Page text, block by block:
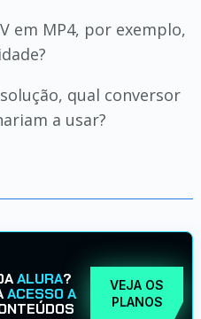
em MP4, por exemplo,
qual conversor
a usar?
ALURA?
ACESSO A
VEJA OS
PLANOS